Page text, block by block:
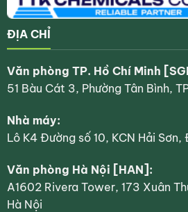
ĐỊA CHỈ
Văn phòng TP. Hồ Chí Minh
51 Bàu Cát 3, Phường Tân Bình,
Nhà máy:
Lô K4 Đường số 10, KCN Hải
Văn phòng Hà Nội [HAN]:
A1602 Rivera Tower, 173 Xuân
Hà Nội